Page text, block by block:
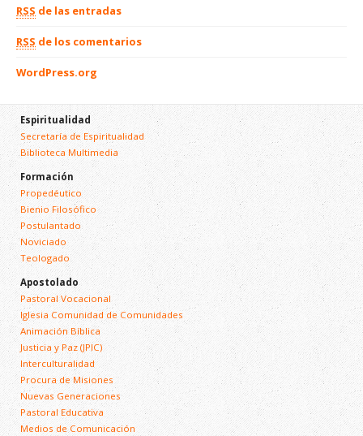
RSS de las entradas
RSS de los comentarios
WordPress.org
Espiritualidad
Secretaría de Espiritualidad
Biblioteca Multimedia
Formación
Propedéutico
Bienio Filosófico
Postulantado
Noviciado
Teologado
Apostolado
Pastoral Vocacional
Iglesia Comunidad de Comunidades
Animación Bíblica
Justicia y Paz (JPIC)
Interculturalidad
Procura de Misiones
Nuevas Generaciones
Pastoral Educativa
Medios de Comunicación